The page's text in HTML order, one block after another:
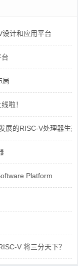
计和应用平台
局
啦！
的RISC-V处理器生态
Platform
V 将三分天下？